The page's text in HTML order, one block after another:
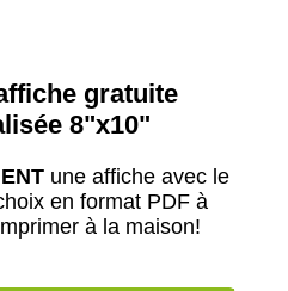
gratuite
8"x10"
une affiche avec le
en format PDF à
à la maison!